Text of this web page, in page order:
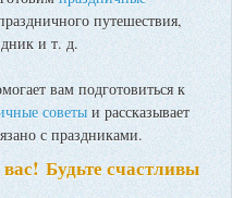
путешествия,
и т. д.
вам подготовиться к
советы и рассказывает
с праздниками.
Будьте счастливы